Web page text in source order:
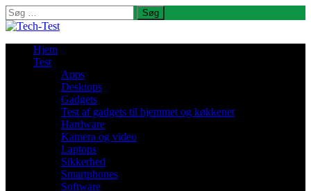
Søg
efter:
Hjem
Test
Apps
Desktops
Gadgets
Test af gadgets til hjemmet og køkkenet
Hardware
Kamera og video
Laptops
Sikkerhed
Smartphones
Software